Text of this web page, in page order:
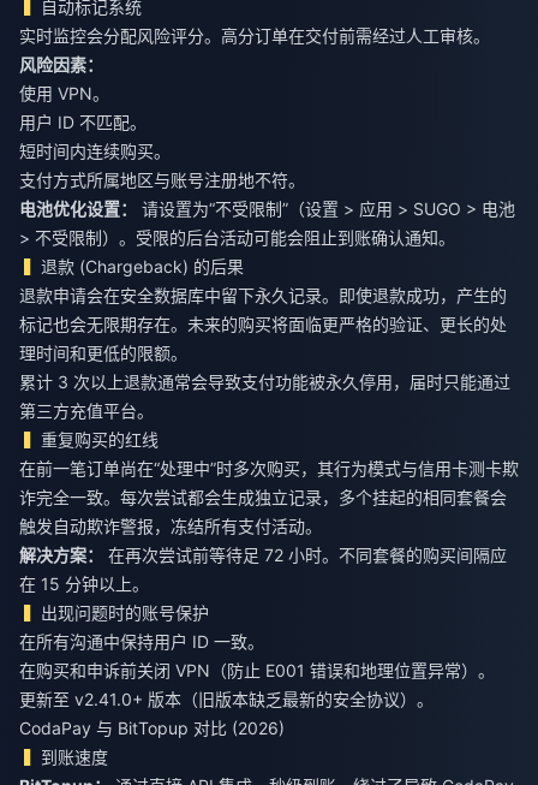
自动标记系统
实时监控会分配风险评分。高分订单在交付前需经过人工审核。
风险因素：
使用 VPN。
用户 ID 不匹配。
短时间内连续购买。
支付方式所属地区与账号注册地不符。
电池优化设置：
请设置为“不受限制”（设置 > 应用 > SUGO > 电池
> 不受限制）。受限的后台活动可能会阻止到账确认通知。
退款 (Chargeback) 的后果
退款申请会在安全数据库中留下永久记录。即使退款成功，产生的
标记也会无限期存在。未来的购买将面临更严格的验证、更长的处
理时间和更低的限额。
累计 3 次以上退款通常会导致支付功能被永久停用，届时只能通过
第三方充值平台。
重复购买的红线
在前一笔订单尚在“处理中”时多次购买，其行为模式与信用卡测卡欺
诈完全一致。每次尝试都会生成独立记录，多个挂起的相同套餐会
触发自动欺诈警报，冻结所有支付活动。
解决方案：
在再次尝试前等待足 72 小时。不同套餐的购买间隔应
在 15 分钟以上。
出现问题时的账号保护
在所有沟通中保持用户 ID 一致。
在购买和申诉前关闭 VPN（防止 E001 错误和地理位置异常）。
更新至 v2.41.0+ 版本（旧版本缺乏最新的安全协议）。
CodaPay 与 BitTopup 对比 (2026)
到账速度